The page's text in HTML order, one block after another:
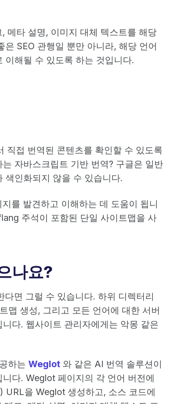
메타 설명, 이미지 대체 텍스트를 해당
SEO 관행일 뿐만 아니라, 해당 언어
이해될 수 있도록 하는 것입니다.
직접 번역된 콘텐츠를 확인할 수 있도록
자바스크립트 기반 번역? 구글은 일반
색인화되지 않을 수 있습니다.
를 발견하고 이해하는 데 도움이 됩니
주석이 포함된 단일 사이트맵을 사
나요?
면 그럴 수 있습니다. 하위 디렉터리
맵 생성, 그리고 모든 언어에 대한 서버
다. 웹사이트 관리자에게는 악몽 같은
하는 Weglot 와 같은 AI 번역 솔루션이
다. Weglot 페이지의 각 언어 버전에
URL을 Weglot 생성하고, 소스 코드에